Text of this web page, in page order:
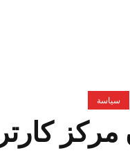
سياسة
مركز